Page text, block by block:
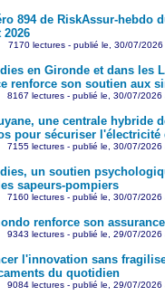
894 de RiskAssur-hebdo
7170 lectures - publié le, 30/07/2026
en Gironde et dans les
renforce son soutien aux
8167 lectures - publié le, 30/07/2026
une centrale hybride
pour sécuriser l'électricité
7155 lectures - publié le, 30/07/
un soutien
sapeurs-pompiers
7160 lectures - publié le, 30/07/
renforce son
9343 lectures - publié le, 29/07/
l'innovation sans
du quotidien
9084 lectures - publié le, 29/07/2026